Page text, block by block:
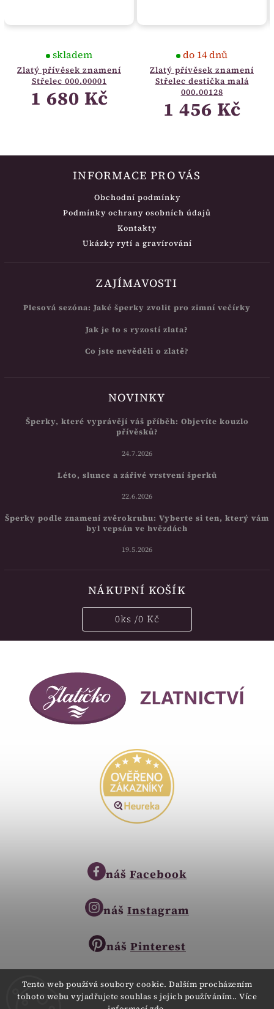
Tento web používá soubory cookie. Dalším procházením
tohoto webu vyjadřujete souhlas s jejich používáním.. Více
Zlatý přívěsek znamení
Střelec 000.00001
skladem
1 680 Kč
Zlatý přívěsek znamení
Střelec destička malá
000.00128
do 14 dnů
1 456 Kč
INFORMACE PRO VÁS
Obchodní podmínky
Podmínky ochrany osobních údajů
Kontakty
Ukázky rytí a gravírování
ZAJÍMAVOSTI
Plesová sezóna: Jaké šperky zvolit pro zimní večírky
Jak je to s ryzostí zlata?
Co jste nevěděli o zlatě?
NOVINKY
Šperky, které vyprávějí váš příběh: Objevíte kouzlo
přívěsků?
24.7.2026
Léto, slunce a zářivé vrstvení šperků
22.6.2026
Šperky podle znamení zvěrokruhu: Vyberte si ten, který vám
byl vepsán ve hvězdách
19.5.2026
NÁKUPNÍ KOŠÍK
0ks /0 Kč
náš Facebook
náš Instagram
náš Pinterest
Copyright © 2023